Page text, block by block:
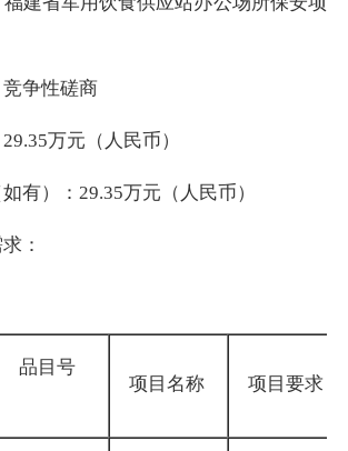
争性磋商
万元（人民币）
）：29.35万元（人民币）
：
品目号
项目名称 项目要求